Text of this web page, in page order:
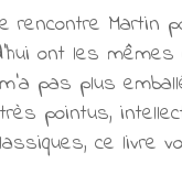
Martin
ont les
pas plus
pointus,
ce livre